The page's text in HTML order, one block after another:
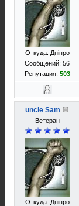
Откуда: Днiпро
Сообщений: 56
Репутация: 503
uncle Sam
Ветеран
Откуда: Днiпро